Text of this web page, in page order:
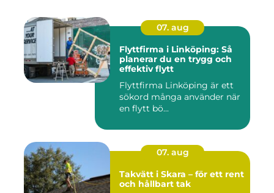
07. aug
Flyttfirma i Linköping: Så
planerar du en trygg och
effektiv flytt
Flyttfirma Linköping är ett
sökord många använder när
en flytt bö...
07. aug
Takvätt i Skara – för ett rent
och hållbart tak